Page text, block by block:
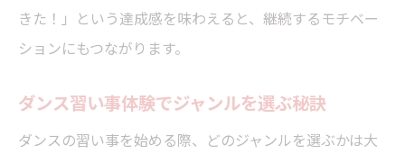
きた！」という達成感を味わえると、継続するモチベー
ションにもつながります。
ダンス習い事体験でジャンルを選ぶ秘訣
ダンスの習い事を始める際、どのジャンルを選ぶかは大